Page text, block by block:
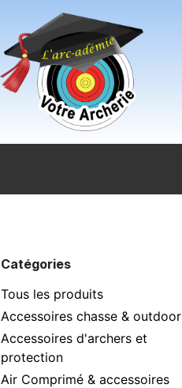
Catégories
Tous les produits
Accessoires chasse & outdoor
Accessoires d'archers et
protection
Air Comprimé & accessoires